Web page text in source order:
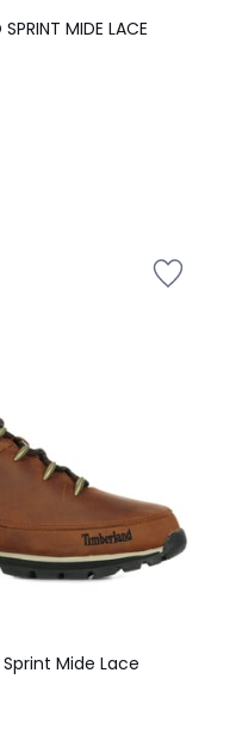
MIDE LACE
Mide Lace